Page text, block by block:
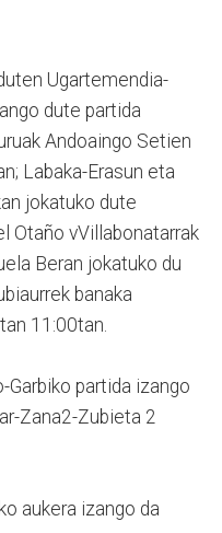
Ugartemendia-
dute partida
Andoaingo Setien
Labaka-Erasun eta
jokatuko dute
Otaño vVillabonatarrak
Beran jokatuko du
banaka
11:00tan.
partida izango
Zana2-Zubieta 2
aukera izango da